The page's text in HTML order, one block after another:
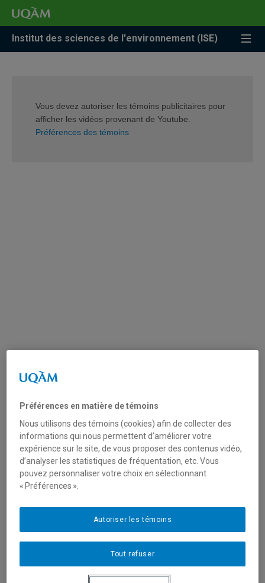
Accéder
recherche
Accéder
menu
pricipal
Accéder
zone
Institut des sciences de l'environnement (ISE)
Vous devez autoriser les témoins publicitaires pour
afficher les vidéos provenant de Youtube.
Préférences des témoins
Pour découvrir nos programmes, cliquez
Institut des sciences de l’environnementde l’UQAM
héberge quatre programmes de formation en
environnement aux trois cycles d'étude. Nous vous
invitons àles découvrir, et ànous contacterpour de plus
amples informations.
Je veux faire une
Préférences en matière de témoins
Nous utilisons des témoins (cookies) afin de collecter des
informations qui nous permettent d’améliorer votre
expérience sur le site, de vous proposer des contenus vidéo,
d’analyser les statistiques de fréquentation, etc. Vous
pouvez personnaliser votre choix en sélectionnant
« Préférences ».
Tout refuser
Autoriser les témoins